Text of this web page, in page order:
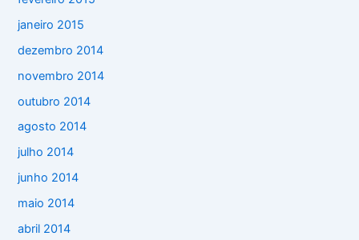
janeiro 2015
dezembro 2014
novembro 2014
outubro 2014
agosto 2014
julho 2014
junho 2014
maio 2014
abril 2014